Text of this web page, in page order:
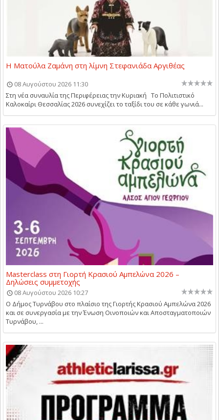
Η Ματούλα Ζαμάνη στη λίμνη Στεφανιάδα Αργιθέας
08 Αυγούστου 2026 11:30
Στη νέα συναυλία της Περιφέρειας την Κυριακή Το Πολιτιστικό
Καλοκαίρι Θεσσαλίας 2026 συνεχίζει το ταξίδι του σε κάθε γωνιά...
Masterclass στη Γιορτή Κρασιού Αμπελώνα 2026 –
Δηλώσεις συμμετοχής
08 Αυγούστου 2026 10:27
Ο Δήμος Τυρνάβου στο πλαίσιο της Γιορτής Κρασιού Αμπελώνα 2026
και σε συνεργασία με την Ένωση Οινοποιών και Αποσταγματοποιών
Τυρνάβου, ...